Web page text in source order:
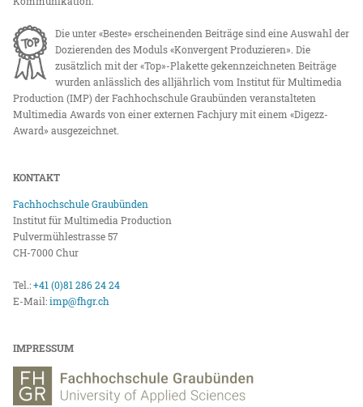
Die unter «Beste» erscheinenden Beiträge sind eine Auswahl der
Dozierenden des Moduls «Konvergent Produzieren». Die
zusätzlich mit der «Top»-Plakette gekennzeichneten Beiträge
wurden anlässlich des alljährlich vom Institut für Multimedia
Production (IMP) der Fachhochschule Graubünden veranstalteten
Multimedia Awards von einer externen Fachjury mit einem «Digezz-
Award» ausgezeichnet.
KONTAKT
Fachhochschule Graubünden
Institut für Multimedia Production
Pulvermühlestrasse 57
CH-7000 Chur
Tel.:+41 (0)81 286 24 24
E-Mail:imp@fhgr.ch
IMPRESSUM